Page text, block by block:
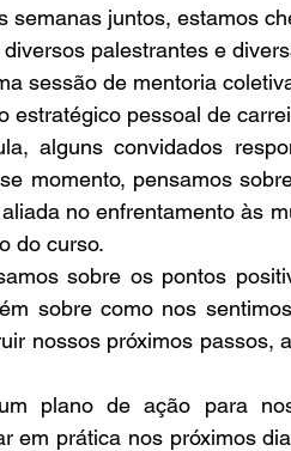
semanas juntos, estamos
palestrantes e
sessão de mentoria
estratégico pessoal de
alguns convidados
momento, pensamos
no enfrentamento às
do curso.
sobre os pontos
sobre como nos
nossos próximos passos,
plano de ação para
em prática nos próximos